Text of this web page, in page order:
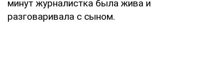
минут журналистка была жива и
разговаривала с сыном.